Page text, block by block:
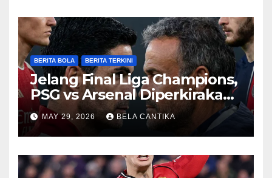
BERITA BOLA BERITA TERKINI
Jelang Final Liga Champions,
PSG vs Arsenal Diperkirakan
Sengit
MAY 29, 2026 BELA CANTIKA